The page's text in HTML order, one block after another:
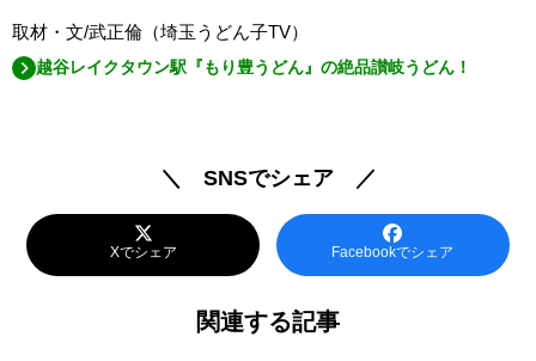
取材・文/武正倫（埼玉うどん子TV）
越谷レイクタウン駅『もり豊うどん』の絶品讃岐うどん！
＼ SNSでシェア ／
Xでシェア Facebookでシェア
関連する記事